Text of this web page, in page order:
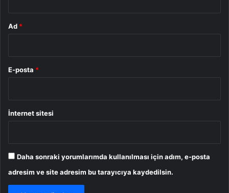
Ad *
E-posta *
İnternet sitesi
Daha sonraki yorumlarımda kullanılması için adım, e-posta
adresim ve site adresim bu tarayıcıya kaydedilsin.